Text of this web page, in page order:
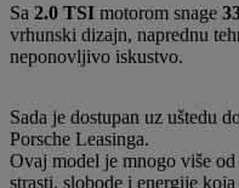
Sa 2.0 TSI motorom snage
vrhunski dizajn, naprednu
neponovljivo iskustvo.
Sada je dostupan uz uštedu
Porsche Leasinga.
Ovaj model je mnogo više
strasti, slobode i energije